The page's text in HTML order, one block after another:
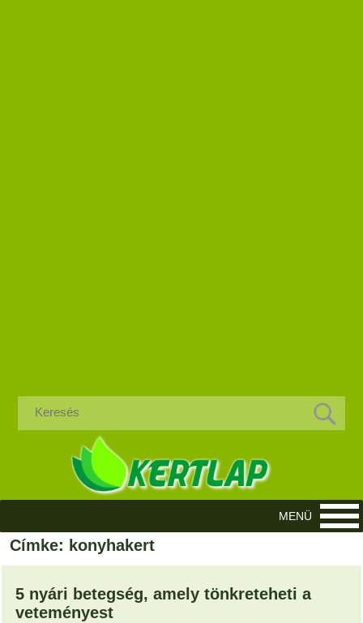
Címke: konyhakert
5 nyári betegség, amely tönkreteheti a
veteményest